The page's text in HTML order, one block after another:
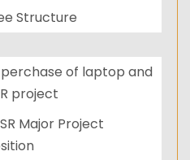
Structure
of laptop and
project
Major Project